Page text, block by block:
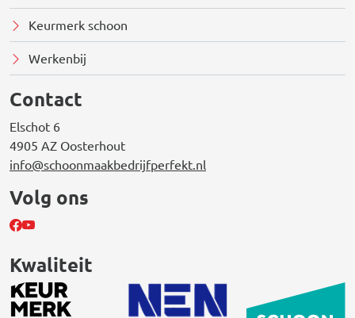
Keurmerk schoon
Werkenbij
Contact
Elschot 6
4905 AZ Oosterhout
info@schoonmaakbedrijfperfekt.nl
Volg ons
Kwaliteit